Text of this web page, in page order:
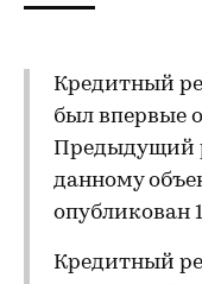
Кредитный
был впервые
Предыдущий
данному
опубликован
Кредитный